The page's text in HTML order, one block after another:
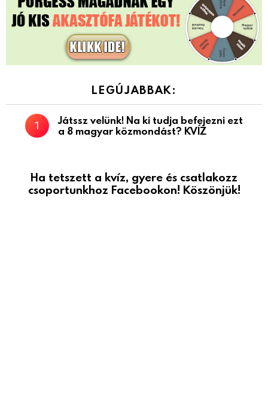
LEGÚJABBAK:
Játssz velünk! Na ki tudja befejezni ezt
a 8 magyar közmondást? KVÍZ
Ha tetszett a kvíz, gyere és csatlakozz
csoportunkhoz Facebookon! Köszönjük!